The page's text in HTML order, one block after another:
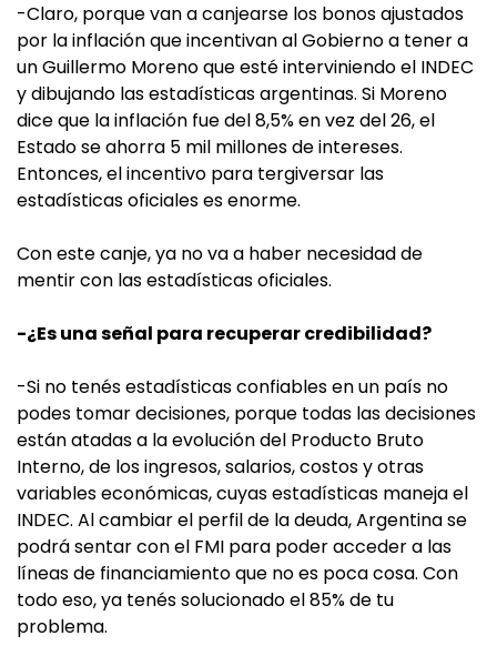
-Claro, porque van a canjearse los bonos ajustados
por la inflación que incentivan al Gobierno a tener a
un Guillermo Moreno que esté interviniendo el INDEC
y dibujando las estadísticas argentinas. Si Moreno
dice que la inflación fue del 8,5% en vez del 26, el
Estado se ahorra 5 mil millones de intereses.
Entonces, el incentivo para tergiversar las
estadísticas oficiales es enorme.
Con este canje, ya no va a haber necesidad de
mentir con las estadísticas oficiales.
-¿Es una señal para recuperar credibilidad?
-Si no tenés estadísticas confiables en un país no
podes tomar decisiones, porque todas las decisiones
están atadas a la evolución del Producto Bruto
Interno, de los ingresos, salarios, costos y otras
variables económicas, cuyas estadísticas maneja el
INDEC. Al cambiar el perfil de la deuda, Argentina se
podrá sentar con el FMI para poder acceder a las
líneas de financiamiento que no es poca cosa. Con
todo eso, ya tenés solucionado el 85% de tu
problema.